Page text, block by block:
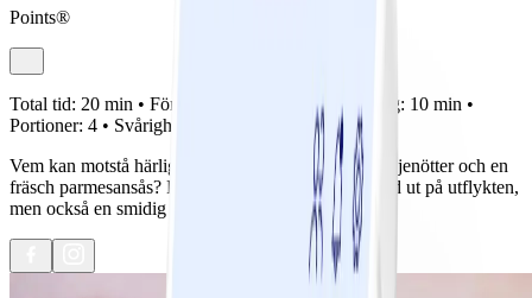
Points®
Total tid: 20 min • Förberedelse: 10 min • Tillagning: 10 min •
Portioner: 4 • Svårighetsgrad:
Vem kan motstå härlig pastasallad med knapriga pinjenötter och en
fräsch parmesansås? Pastasallad är perfekt att ta med ut på utflykten,
men också en smidig matlåda till jobbet.